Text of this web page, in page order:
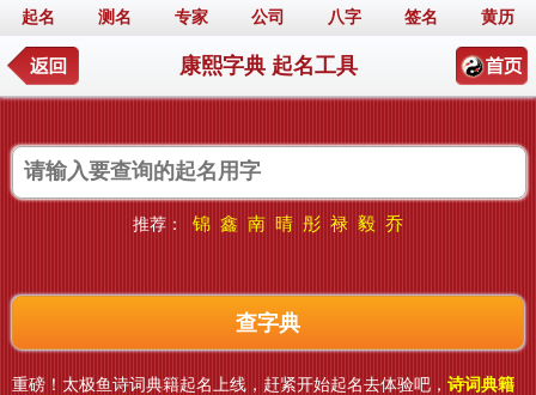
起名 测名 专家 公司 八字 签名 黄历
康熙字典 起名工具
推荐： 锦 鑫 南 晴 彤 禄 毅 乔
重磅！太极鱼诗词典籍起名上线，赶紧开始起名去体验吧， 诗词典籍